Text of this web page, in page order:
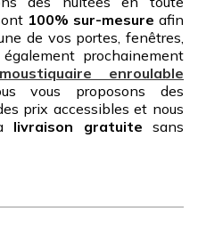
100% sur-mesure afin
de vos portes, fenêtres,
prochainement
moustiquaire enroulable
vous proposons des
prix accessibles et nous
livraison gratuite sans